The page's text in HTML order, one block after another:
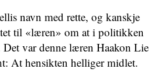
navn med rette, og kanskje
til «læren» om at i politikken
var denne læren Haakon Lie
At hensikten helliger midlet.